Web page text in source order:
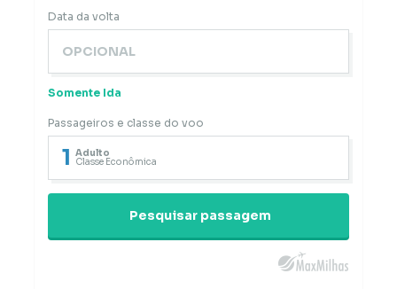
Data da volta
Somente Ida
Passageiros e classe do voo
1 Adulto
Classe Econômica
Pesquisar passagem